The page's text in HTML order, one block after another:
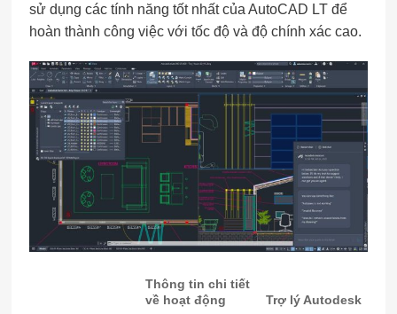
sử dụng các tính năng tốt nhất của AutoCAD LT để
hoàn thành công việc với tốc độ và độ chính xác cao.
Thông tin chi tiết
về hoạt động
Trợ lý Autodesk